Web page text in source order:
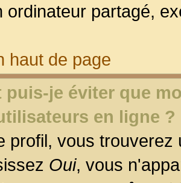
ordinateur partagé,
haut de page
puis-je éviter que
en ligne ?
profil, vous
Oui, vous